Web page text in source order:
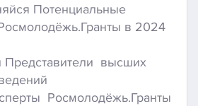
Потенциальные
в 2024
Представители высших
Росмолодёжь.Гранты